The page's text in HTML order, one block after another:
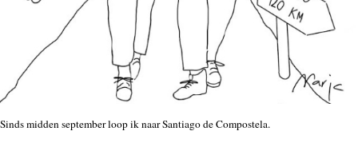
Sinds midden september loop ik naar Santiago de Compostela.